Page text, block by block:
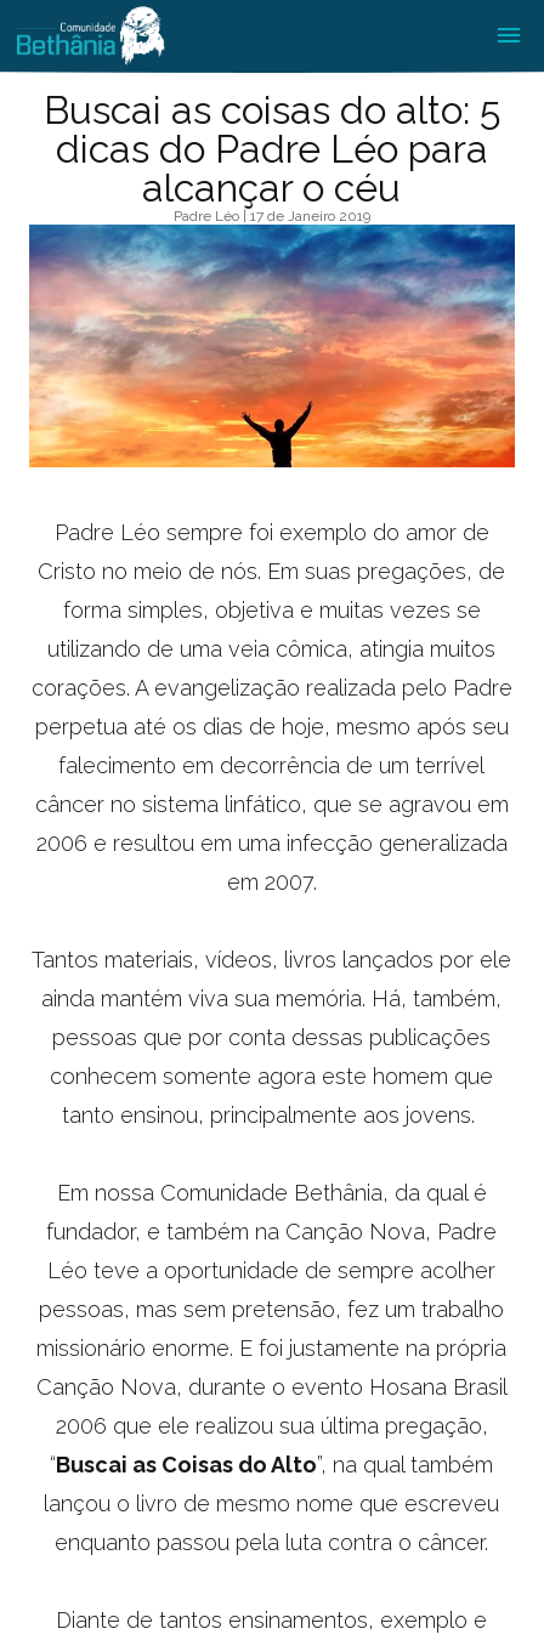
Buscai as coisas do alto: 5
dicas do Padre Léo para
alcançar o céu
Padre Léo | 17 de Janeiro 2019
Padre Léo sempre foi exemplo do amor de
Cristo no meio de nós. Em suas pregações, de
forma simples, objetiva e muitas vezes se
utilizando de uma veia cômica, atingia muitos
corações. A evangelização realizada pelo Padre
perpetua até os dias de hoje, mesmo após seu
falecimento em decorrência de um terrível
câncer no sistema linfático, que se agravou em
2006 e resultou em uma infecção generalizada
em 2007.
Tantos materiais, vídeos, livros lançados por ele
ainda mantém viva sua memória. Há, também,
pessoas que por conta dessas publicações
conhecem somente agora este homem que
tanto ensinou, principalmente aos jovens.
Em nossa Comunidade Bethânia, da qual é
fundador, e também na Canção Nova, Padre
Léo teve a oportunidade de sempre acolher
pessoas, mas sem pretensão, fez um trabalho
missionário enorme. E foi justamente na própria
Canção Nova, durante o evento Hosana Brasil
2006 que ele realizou sua última pregação,
“Buscai as Coisas do Alto”, na qual também
lançou o livro de mesmo nome que escreveu
enquanto passou pela luta contra o câncer.
Diante de tantos ensinamentos, exemplo e